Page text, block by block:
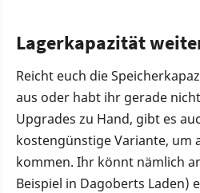
Lagerkapazität
Reicht euch die
aus oder habt ihr gerade
Upgrades zu Hand, gibt es
kostengünstige Variante, um
kommen. Ihr könnt nämlich
Beispiel in Dagoberts Laden)